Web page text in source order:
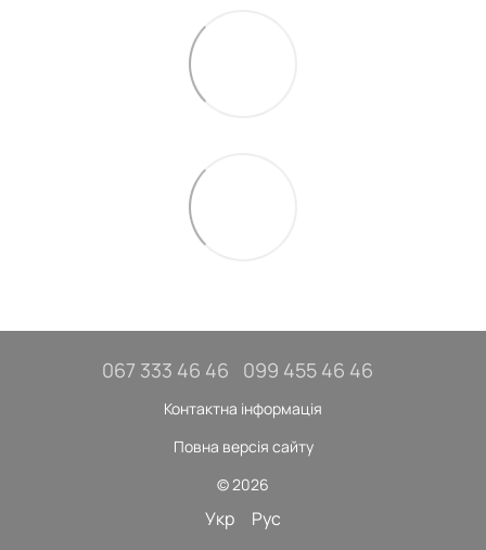
067 333 46 46 099 455 46 46
Контактна інформація
Повна версія сайту
© 2026
Укр Рус